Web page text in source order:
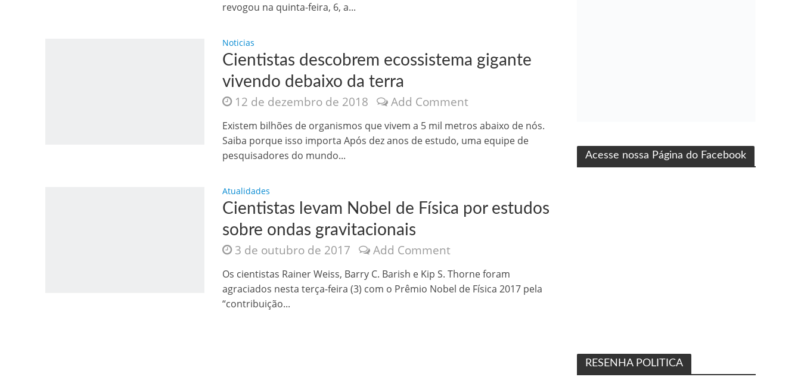
FILME: Como um Monjolo salvou a vida de Flechinha, o bebe coelho – Vídeo em Português mais uma produção Folha Filmes
revogou na quinta-feira, 6, a...
Noticias
Cientistas descobrem ecossistema gigante
vivendo debaixo da terra
12 de dezembro de 2018 Add Comment
Existem bilhões de organismos que vivem a 5 mil metros abaixo de nós.
Saiba porque isso importa Após dez anos de estudo, uma equipe de
pesquisadores do mundo...
Atualidades
Cientistas levam Nobel de Física por estudos
sobre ondas gravitacionais
3 de outubro de 2017 Add Comment
Os cientistas Rainer Weiss, Barry C. Barish e Kip S. Thorne foram
agraciados nesta terça-feira (3) com o Prêmio Nobel de Física 2017 pela
“contribuição...
Acesse nossa Página do Facebook
RESENHA POLITICA